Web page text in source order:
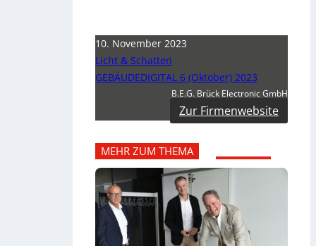
10. November 2023
Licht & Schatten
GEBÄUDEDIGITAL 6 (Oktober) 2023
B.E.G. Brück Electronic GmbH
Zur Firmenwebsite
MEHR ZUM THEMA